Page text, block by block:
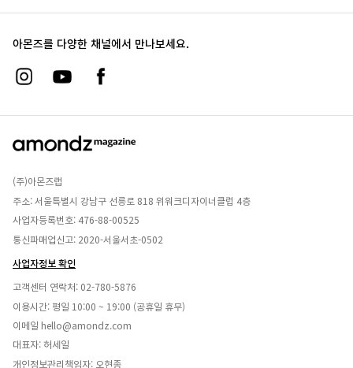
아몬즈를 다양한 채널에서 만나보세요.
(주)아몬즈랩
주소: 서울특별시 강남구 선릉로 818 위워크디자이너클럽 4층
사업자등록번호: 476-88-00525
통신파매업신고: 2020-서울서초-0502
사업자정보 확인
고객센터 연락처: 02-780-5876
이용시간: 평일 10:00 ~ 19:00 (공휴일 휴무)
이메일 hello@amondz.com
대표자: 허세일
개인정보관리책임자: 오현종